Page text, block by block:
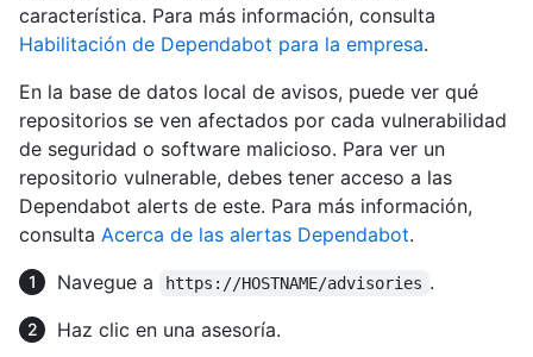
característica. Para más información, consulta
Habilitación de Dependabot para la empresa.
En la base de datos local de avisos, puede ver qué
repositorios se ven afectados por cada vulnerabilidad
de seguridad o software malicioso. Para ver un
repositorio vulnerable, debes tener acceso a las
Dependabot alerts de este. Para más información,
consulta Acerca de las alertas Dependabot.
Navegue a
https://HOSTNAME/advisories .
Haz clic en una asesoría.